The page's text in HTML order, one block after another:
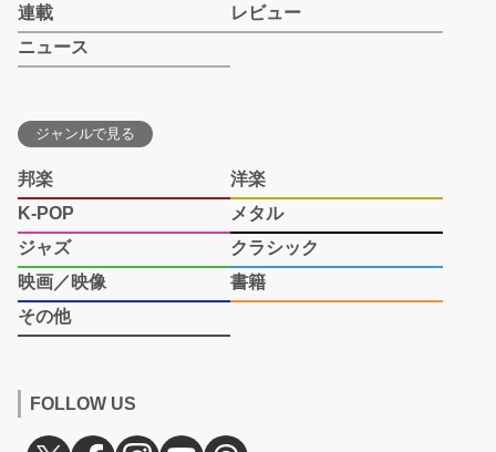
連載
レビュー
ニュース
ジャンルで見る
邦楽
洋楽
K-POP
メタル
ジャズ
クラシック
映画／映像
書籍
その他
FOLLOW US